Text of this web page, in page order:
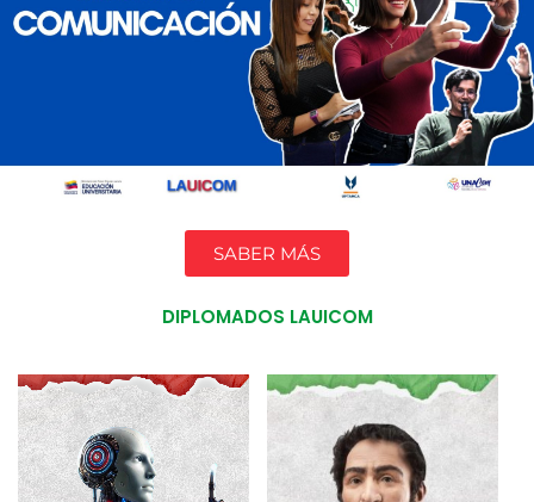
SABER MÁS
DIPLOMADOS LAUICOM